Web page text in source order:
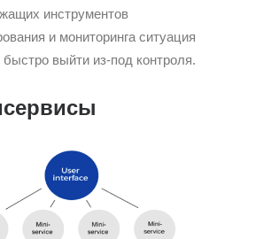
инструментов
и мониторинга ситуация
выйти из-под контроля.